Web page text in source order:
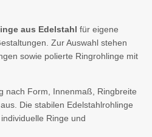
aus Edelstahl für eigene
Zur Auswahl stehen
sowie polierte Ringrohlinge mit
nach Form, Innenmaß, Ringbreite
Die stabilen Edelstahlrohlinge
Ringe und